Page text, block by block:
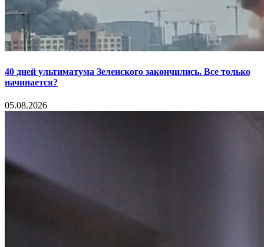
40 дней ультиматума Зеленского закончились. Все только
начинается?
05.08.2026